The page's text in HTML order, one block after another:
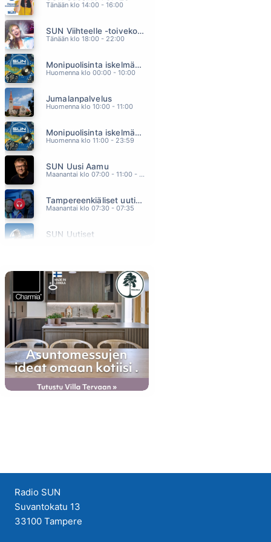
05.07
05.03
04.58
04.54
04.49
Tänään klo 14:00 - 16:00
SUN Viihteelle -toivekonsertti
Tänään klo 18:00 - 22:00
Monipuolisinta iskelmää ja parasta poppia
Huomenna klo 00:00 - 10:00
Jumalanpalvelus
Huomenna klo 10:00 - 11:00
Monipuolisinta iskelmää ja parasta poppia
Huomenna klo 11:00 - 23:59
SUN Uusi Aamu
Maanantai klo 07:00 - 11:00 - Studiossa: Kimmo Hoivassilta
Tampereenkiäliset uutiset
Maanantai klo 07:30 - 07:35
SUN Uutiset
Radio SUN
Suvantokatu 13
33100 Tampere